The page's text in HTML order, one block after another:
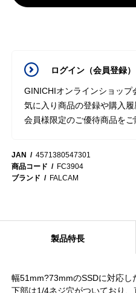
ログイン（会員登録
GINICHIオンラインショッ
気に入り商品の登録や購入履
会員様限定のご優待商品をご
JAN
4571380547301
商品コード
FC3904
ブランド
FALCAM
製品特長
幅51mm?73mmのSSDに対応し
下部は1/4ネジ穴がついており